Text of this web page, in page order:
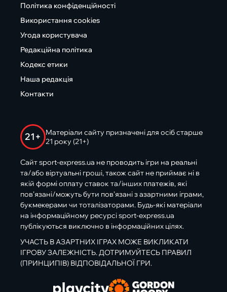
Політика конфіденційності
Використання cookies
Угода користувача
Редакційна політика
Кодекс етики
Наша редакція
Контакти
21+
Матеріали сайту призначені для осіб старше
21 року (21+)
Сайт sport-express.ua не проводить ігри на реальні
та/або віртуальні гроші, також сайт не приймає ні в
якій формі оплату ставок та/інших платежів, які
пов’язані/можуть бути пов’язані з азартними іграми,
букмекерами чи тоталізаторами. Будь-які матеріали
на інформаційному ресурсі sport-express.ua
публікуються виключно в інформаційних цілях.
УЧАСТЬ В АЗАРТНИХ ІГРАХ МОЖЕ ВИКЛИКАТИ
ІГРОВУ ЗАЛЕЖНІСТЬ. ДОТРИМУЙТЕСЬ ПРАВИЛ
(ПРИНЦИПІВ) ВІДПОВІДАЛЬНОЇ ГРИ.